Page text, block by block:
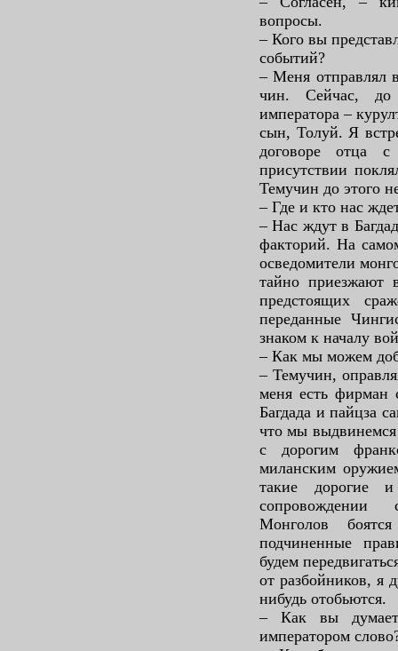
вопросы.
– Кого вы
событий?
– Меня отправлял
чин. Сейчас, до
императора –
сын, Толуй. Я
договоре отца
присутствии
Темучин до этого
– Где и кто нас
– Нас ждут в
факторий. На
осведомители
тайно приезжают
предстоящих
переданные
знаком к началу
– Как мы можем
– Темучин,
меня есть фирман
Багдада и пайцза
что мы
с дорогим
миланским
такие дорогие
сопровождении
Монголов
подчиненные
будем
от разбойников, я
нибудь отобьются.
– Как вы
императором